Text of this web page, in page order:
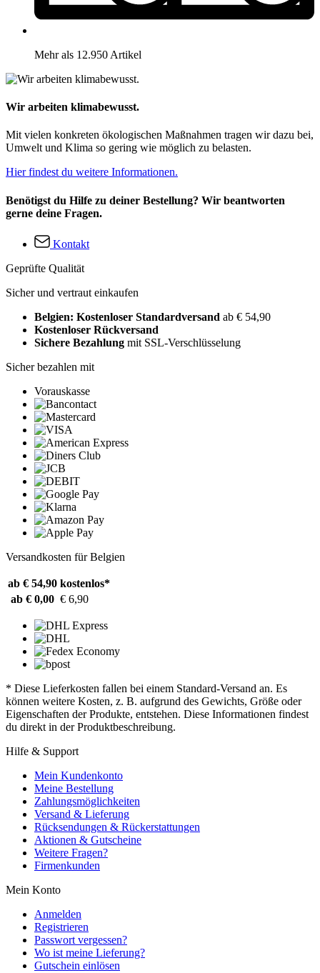
Mehr als 12.950 Artikel
Wir arbeiten klimabewusst.
Mit vielen konkreten ökologischen Maßnahmen tragen wir dazu bei,
Umwelt und Klima so gering wie möglich zu belasten.
Hier findest du weitere Informationen.
Benötigst du Hilfe zu deiner Bestellung? Wir beantworten
gerne deine Fragen.
Kontakt
Geprüfte Qualität
Sicher und vertraut einkaufen
Belgien: Kostenloser Standardversand ab € 54,90
Kostenloser Rückversand
Sichere Bezahlung mit SSL-Verschlüsselung
Sicher bezahlen mit
Vorauskasse
Versandkosten für Belgien
ab € 54,90 kostenlos*
ab € 0,00 € 6,90
* Diese Lieferkosten fallen bei einem Standard-Versand an. Es
können weitere Kosten, z. B. aufgrund des Gewichts, Größe oder
Eigenschaften der Produkte, entstehen. Diese Informationen findest
du direkt in der Produktbeschreibung.
Hilfe & Support
Mein Kundenkonto
Meine Bestellung
Zahlungsmöglichkeiten
Versand & Lieferung
Rücksendungen & Rückerstattungen
Aktionen & Gutscheine
Weitere Fragen?
Firmenkunden
Mein Konto
Anmelden
Registrieren
Passwort vergessen?
Wo ist meine Lieferung?
Gutschein einlösen